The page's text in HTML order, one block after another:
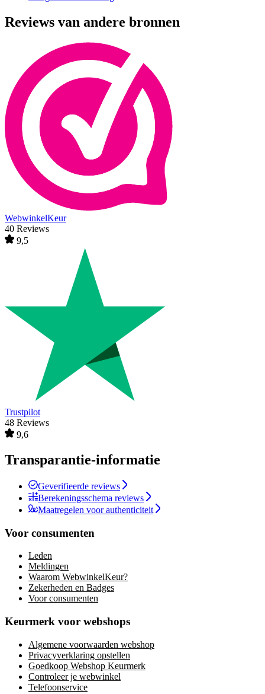
Reviews van andere bronnen
WebwinkelKeur
40 Reviews
9,5
Trustpilot
48 Reviews
9,6
Transparantie-informatie
Geverifieerde reviews
Berekeningsschema reviews
Maatregelen voor authenticiteit
Voor consumenten
Leden
Meldingen
Waarom WebwinkelKeur?
Zekerheden en Badges
Voor consumenten
Keurmerk voor webshops
Algemene voorwaarden webshop
Privacyverklaring opstellen
Goedkoop Webshop Keurmerk
Controleer je webwinkel
Telefoonservice